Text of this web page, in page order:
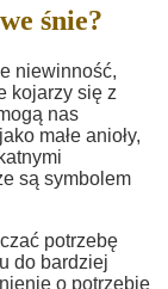
śnie?
niewinność,
kojarzy się z
nas
małe anioły,
są symbolem
potrzebę
do bardziej
o potrzebie